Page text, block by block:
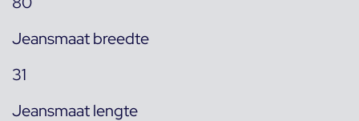
Jeansmaat breedte
31
Jeansmaat lengte